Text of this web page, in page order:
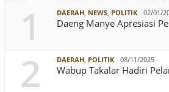
1 DAERAH NEWS POLITIK 02/01/
Daeng Manye Apresiasi
2 DAERAH POLITIK 08/11/2025
Wabup Takalar Hadiri